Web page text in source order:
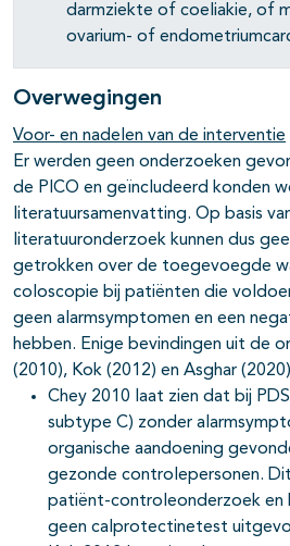
darmziekte of coeliakie, of
ovarium- of
Overwegingen
Voor- en nadelen van de interventie
Er werden geen onderzoeken
de PICO en geïncludeerd konden
literatuursamenvatting. Op basis
literatuuronderzoek kunnen dus
getrokken over de toegevoegde
coloscopie bij patiënten die
geen alarmsymptomen en een
hebben. Enige bevindingen uit de
(2010), Kok (2012) en Asghar
Chey 2010 laat zien dat bij
subtype C) zonder
organische aandoening
gezonde controlepersonen.
patiënt-controleonderzoek en
geen calprotectinetest